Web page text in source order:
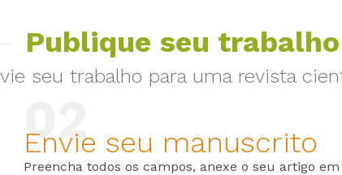
Publique seu trabalho
seu trabalho para uma revista
Envie seu manuscrito
Preencha todos os campos, anexe o seu artigo em